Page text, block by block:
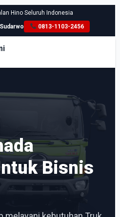
Hino Seluruh Indonesia
0813-1103-2456
Bisnis